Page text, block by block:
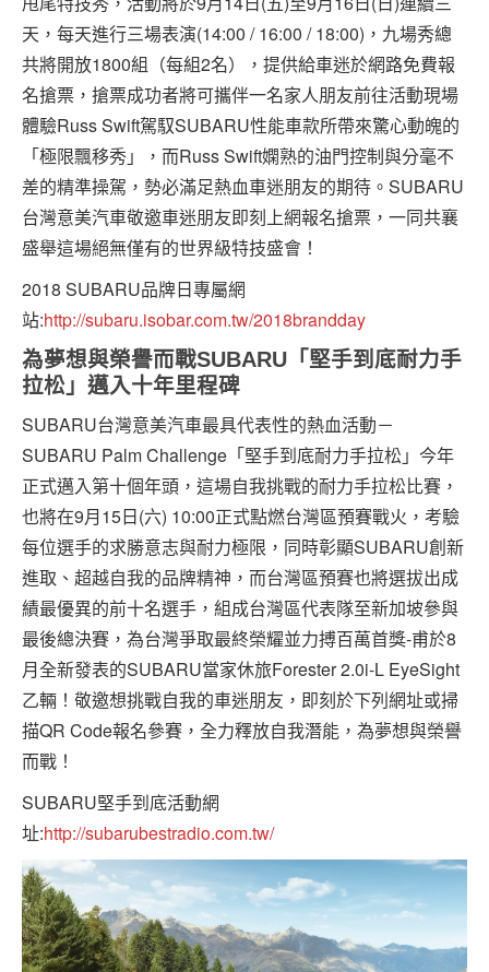
天，每天進行三場表演(14:00 / 16:00 / 18:00)，九場秀總
共將開放1800組（每組2名），提供給車迷於網路免費報
名搶票，搶票成功者將可攜伴一名家人朋友前往活動現場
體驗Russ Swift駕馭SUBARU性能車款所帶來驚心動魄的
「極限飄移秀」，而Russ Swift嫻熟的油門控制與分毫不
差的精準操駕，勢必滿足熱血車迷朋友的期待。SUBARU
台灣意美汽車敬邀車迷朋友即刻上網報名搶票，一同共襄
盛舉這場絕無僅有的世界級特技盛會！
2018 SUBARU品牌日專屬網
站:http://subaru.isobar.com.tw/2018brandday
為夢想與榮譽而戰SUBARU「堅手到底耐力手
拉松」邁入十年里程碑
SUBARU台灣意美汽車最具代表性的熱血活動－
SUBARU Palm Challenge「堅手到底耐力手拉松」今年
正式邁入第十個年頭，這場自我挑戰的耐力手拉松比賽，
也將在9月15日(六) 10:00正式點燃台灣區預賽戰火，考驗
每位選手的求勝意志與耐力極限，同時彰顯SUBARU創新
進取、超越自我的品牌精神，而台灣區預賽也將選拔出成
績最優異的前十名選手，組成台灣區代表隊至新加坡參與
最後總決賽，為台灣爭取最終榮耀並力搏百萬首獎-甫於8
月全新發表的SUBARU當家休旅Forester 2.0i-L EyeSight
乙輛！敬邀想挑戰自我的車迷朋友，即刻於下列網址或掃
描QR Code報名參賽，全力釋放自我潛能，為夢想與榮譽
而戰！
SUBARU堅手到底活動網
址:http://subarubestradio.com.tw/